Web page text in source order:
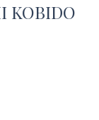
KOBIDO